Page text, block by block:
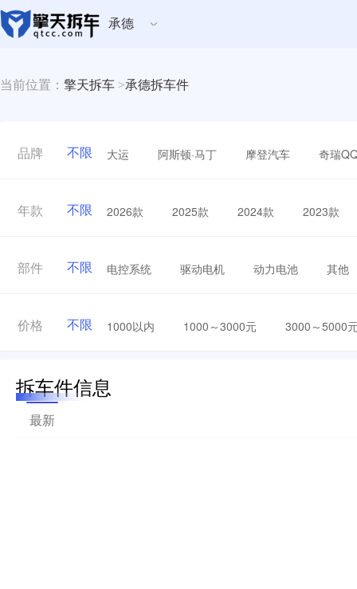
承德
当前位置： 擎天拆车 >承德拆车件
品牌 不限 大运 阿斯顿·马丁 摩登汽车 奇瑞
年款 不限 2026款 2025款 2024款 2023款
部件 不限 电控系统 驱动电机 动力电池 其他
价格 不限 1000以内 1000～3000元 3000～5000
拆车件信息
最新